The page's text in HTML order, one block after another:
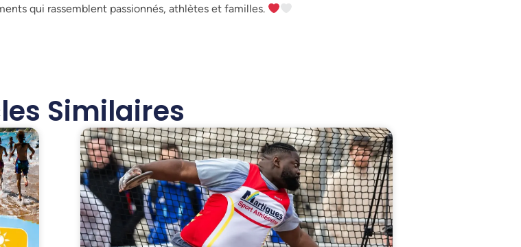
qui rassemblent passionnés, athlètes et familles.
Similaires